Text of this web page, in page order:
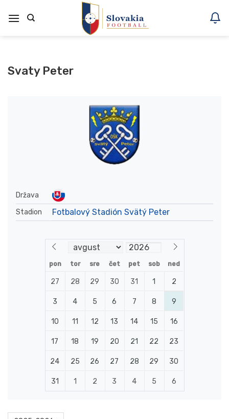
na
Svaty Peter
Država
Stadion
Fotbalový Stadión Svätý Peter
pon tor sre čet pet sob ned
27 28 29 30 31 1 2
3 4 5 6 7 8 9
10 11 12 13 14 15 16
17 18 19 20 21 22 23
24 25 26 27 28 29 30
31 1 2 3 4 5 6